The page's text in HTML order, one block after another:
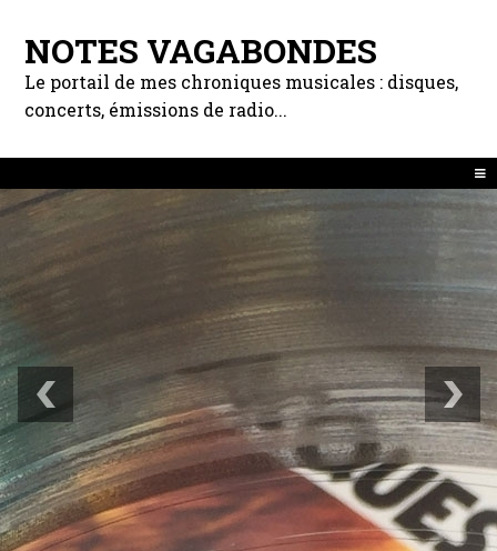
NOTES VAGABONDES
Le portail de mes chroniques musicales : disques,
concerts, émissions de radio...